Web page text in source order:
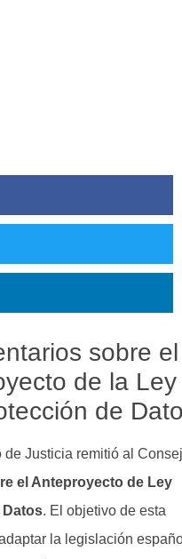
sobre el
de la Ley
de
Justicia remitió al
el Anteproyecto de Ley
. El objetivo de esta
la legislación